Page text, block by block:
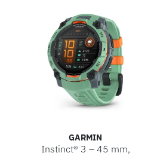
GARMIN
Instinct® 3 – 45 mm,